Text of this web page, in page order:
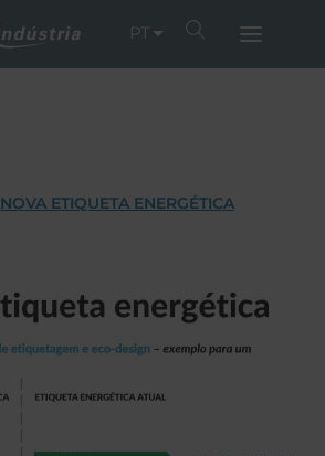
PT
NOVA ETIQUETA ENERGÉTICA